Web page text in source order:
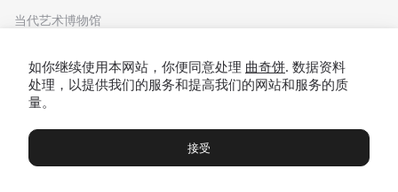
当代艺术博物馆
博物馆 展览及展览 Чаты Вы
如你继续使用本网站，你便同意处理 曲奇饼. 数据资料
处理，以提供我们的服务和提高我们的网站和服务的质
量。
接受